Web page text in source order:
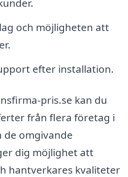
och möjligheten att
efter installation.
pris.se kan du
från flera företag i
de omgivande
dig möjlighet att
hantverkares kvaliteter